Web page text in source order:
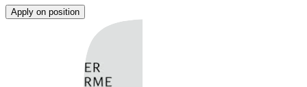
Apply on position